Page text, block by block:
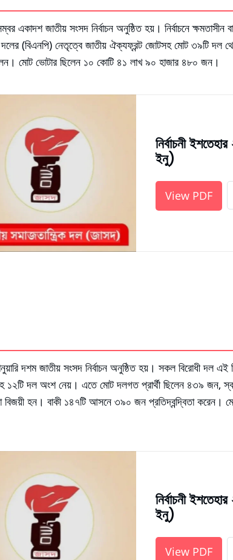
একাদশ জাতীয় সংসদ নির্বাচন অনুষ্ঠিত হয়। নির্বাচনে ক্ষমতাসীন
দলের (বিএনপি) নেতৃত্বে জাতীয় ঐক্যফ্রন্ট জোটসহ মোট ৩৯টি দল
মোট ভোটার ছিলেন ১০ কোটি ৪১ লাখ ৯০ হাজার ৪৮০ জন।
নির্বাচনী
ইনু)
View PDF
দশম জাতীয় সংসদ নির্বাচন অনুষ্ঠিত হয়। সকল বিরোধী দল এই
১২টি দল অংশ নেয়। এতে মোট দলগত প্রার্থী ছিলেন ৪৩৯ জন,
বিজয়ী হন। বাকী ১৪৭টি আসনে ৩৯০ জন প্রতিদ্বন্দ্বিতা
নির্বাচনী
ইনু)
View PDF